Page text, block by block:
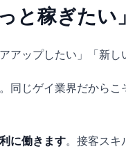
っと稼ぎた
ップしたい」「新
同じゲイ業界だから
に働きます。接客ス